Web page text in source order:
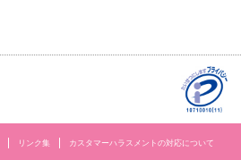
リンク集 カスタマーハラスメントの対応について